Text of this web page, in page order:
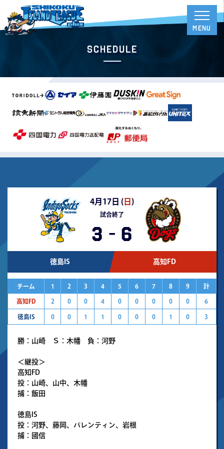
Schedule
4月17日 ( 日 )
試合終了
3 - 6
徳島IS 高知FD
チーム 1 2 3 4 5 6 7 8 9 計
高知FD 2 0 0 4 0 0 0 0 0 6
徳島IS 0 0 1 1 0 0 0 1 0 3
勝：山崎 Ｓ：木幡 負：河野
＜継投＞
高知FD
投：山崎、山中、木幡
捕：飯田
徳島IS
投：河野、藤岡、バレンティン、岩根
捕：國信